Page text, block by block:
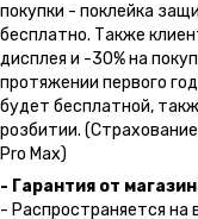
покупки - поклейка
бесплатно. Также
дисплея и -30% на
протяжении первого
будет бесплатной,
розбитии.
Pro Max)
- Гарантия от
- Распространяется на